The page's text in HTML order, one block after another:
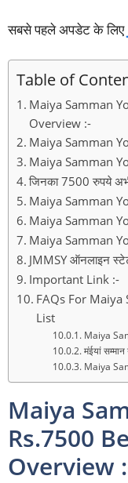
सबसे पहले अपडेट के लिए
Table of
Maiya Samman
Overview :-
Maiya Samman
Maiya Samman
जिनका 7500 रुपये
Maiya Samman
Maiya Samman
Maiya Samman
JMMSY ऑनलाइन
Important Link :-
FAQs For Maiya
List
Maiya
मंईयां
Maiya
Maiya
Rs.7500
Overview